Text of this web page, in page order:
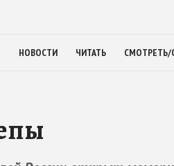
НОВОСТИ ЧИТАТЬ СМОТРЕТЬ/